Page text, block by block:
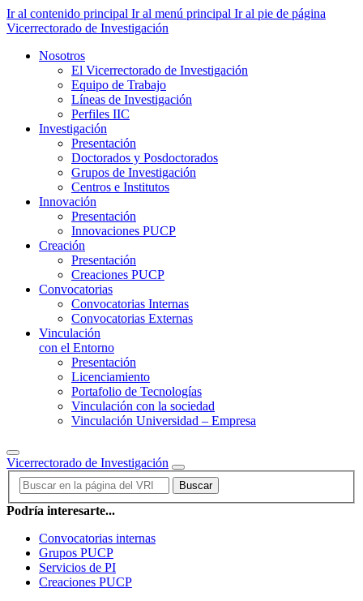
Ir al contenido principal Ir al menú principal Ir al pie de página
Vicerrectorado de Investigación
Nosotros
El Vicerrectorado de Investigación
Equipo de Trabajo
Líneas de Investigación
Perfiles IIC
Investigación
Presentación
Doctorados y Posdoctorados
Grupos de Investigación
Centros e Institutos
Innovación
Presentación
Innovaciones PUCP
Creación
Presentación
Creaciones PUCP
Convocatorias
Convocatorias Internas
Convocatorias Externas
Vinculación
con el Entorno
Presentación
Licenciamiento
Portafolio de Tecnologías
Vinculación con la sociedad
Vinculación Universidad – Empresa
Vicerrectorado de Investigación
Buscar
Podría interesarte...
Convocatorias internas
Grupos PUCP
Servicios de PI
Creaciones PUCP